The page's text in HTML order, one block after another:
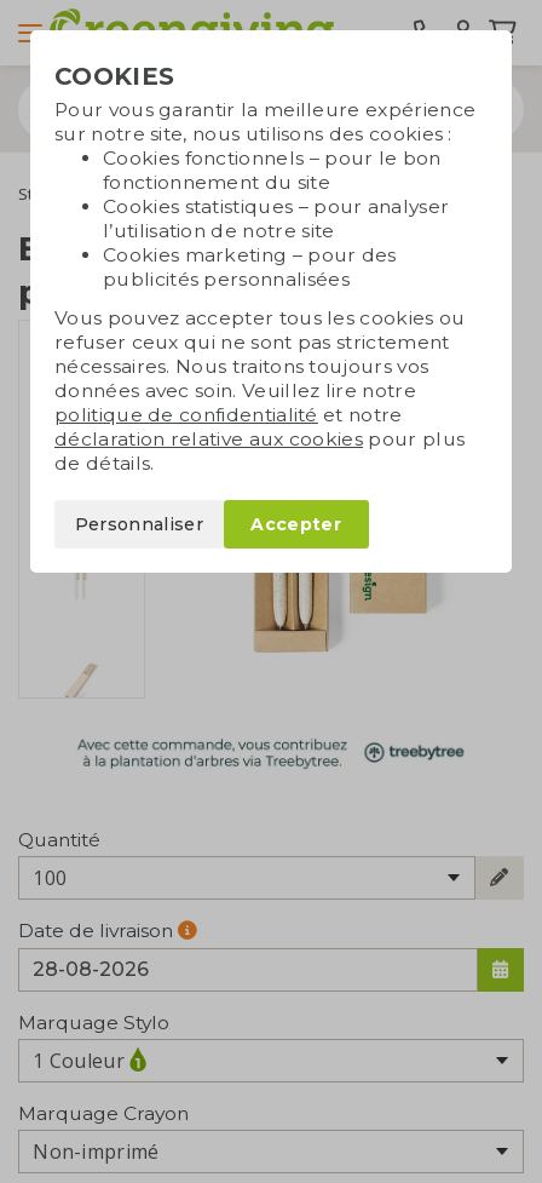
Stylos Sets de stylos
Ensemble de stylos en
paille de blé
Quantité
100
Date de livraison
Marquage Stylo
1 Couleur
Marquage Crayon
Non-imprimé
COOKIES
Pour vous garantir la meilleure expérience
sur notre site, nous utilisons des cookies :
Cookies fonctionnels – pour le bon
fonctionnement du site
Cookies statistiques – pour analyser
l’utilisation de notre site
Cookies marketing – pour des
publicités personnalisées
Vous pouvez accepter tous les cookies ou
refuser ceux qui ne sont pas strictement
nécessaires. Nous traitons toujours vos
données avec soin. Veuillez lire notre
politique de confidentialité et notre
déclaration relative aux cookies pour plus
de détails.
Personnaliser Accepter